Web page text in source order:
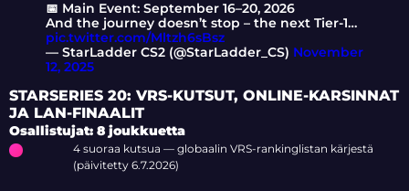
📅 Main Event: September 16–20, 2026
And the journey doesn’t stop – the next Tier-1…
pic.twitter.com/Mltzh6sBsz
— StarLadder CS2 (@StarLadder_CS) November
12, 2025
STARSERIES 20: VRS-KUTSUT, ONLINE-KARSINNAT
JA LAN-FINAALIT
Osallistujat: 8 joukkuetta
4 suoraa kutsua — globaalin VRS-rankinglistan kärjestä
(päivitetty 6.7.2026)